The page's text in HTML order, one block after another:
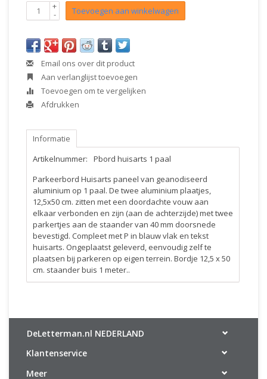
+
- Toevoegen aan winkelwagen
Email ons over dit product
Aan verlanglijst toevoegen
Toevoegen om te vergelijken
Afdrukken
Informatie
Artikelnummer:
Pbord huisarts 1 paal
Parkeerbord Huisarts paneel van geanodiseerd
aluminium op 1 paal. De twee aluminium plaatjes,
12,5x50 cm. zitten met een doordachte vouw aan
elkaar verbonden en zijn (aan de achterzijde) met twee
parkertjes aan de staander van 40 mm doorsnede
bevestigd. Compleet met P in blauw vlak en tekst
huisarts. Ongeplaatst geleverd, eenvoudig zelf te
plaatsen bij parkeren op eigen terrein. Bordje 12,5 x 50
cm. staander buis 1 meter..
DeLetterman.nl NEDERLAND
Klantenservice
Meer